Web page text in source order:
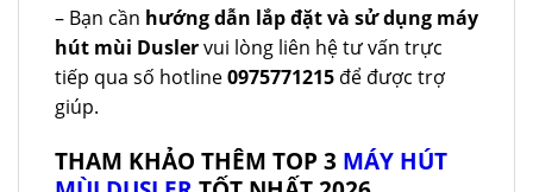
– Bạn cần hướng dẫn lắp đặt và sử dụng máy
hút mùi Duslervui lòng liên hệ tư vấn trực
tiếp qua số hotline0975771215 để được trợ
giúp.
THAM KHẢO THÊM TOP 3 MÁY HÚT